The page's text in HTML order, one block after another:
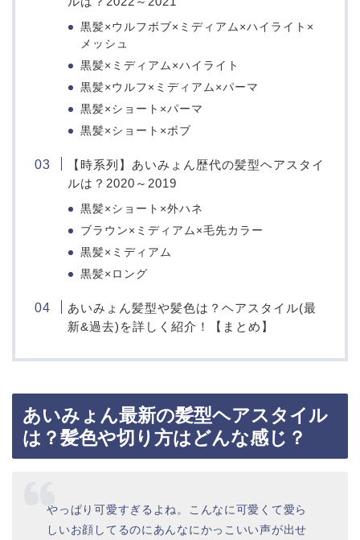
黒髪×ウルフボブ×ミディアム×ハイライト×
メッシュ
黒髪×ミディアム×ハイライト
黒髪×ウルフ×ミディアム×パーマ
黒髪×ショート×パーマ
黒髪×ショート×ボブ
【時系列】あいみょん歴代の髪型ヘアスタイ
ルは？2020～2019
黒髪×ショート×外ハネ
ブラウン×ミディアム×毛先カラー
黒髪×ミディアム
黒髪×ロング
あいみょん髪型や髪色は？ヘアスタイル(最
新&過去)を詳しく紹介！【まとめ】
あいみょん最新の髪型ヘアスタイル
は？髪色や切り方はどんな感じ？
やっぱり可愛すぎるよね。こんなに可愛くて愛ら
しいお顔してるのにあんなにかっこいい声が出せ